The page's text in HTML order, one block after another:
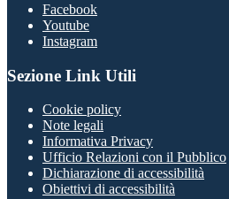
Facebook
Youtube
Instagram
Sezione Link Utili
Cookie policy
Note legali
Informativa Privacy
Ufficio Relazioni con il Pubblico
Dichiarazione di accessibilità
Obiettivi di accessibilità